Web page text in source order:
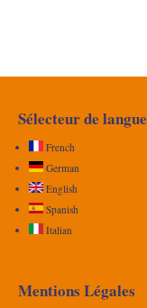
Sélecteur de langue
French
German
English
Spanish
Italian
Mentions Légales